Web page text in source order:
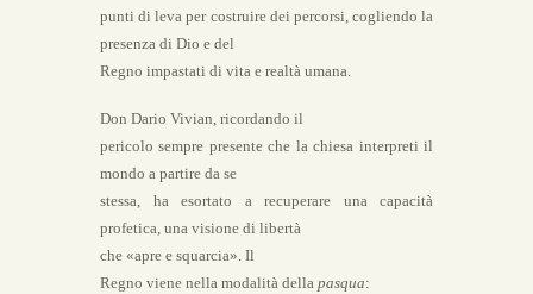
punti di leva per costruire dei percorsi, cogliendo la
presenza di Dio e del
Regno impastati di vita e realtà umana.
Don Dario Vivian, ricordando il
pericolo sempre presente che la chiesa interpreti il
mondo a partire da se
stessa, ha esortato a recuperare una capacità
profetica, una visione di libertà
che «apre e squarcia». Il
Regno viene nella modalità della pasqua: